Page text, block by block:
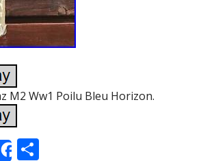
M2 Ww1 Poilu Bleu Horizon.
Share